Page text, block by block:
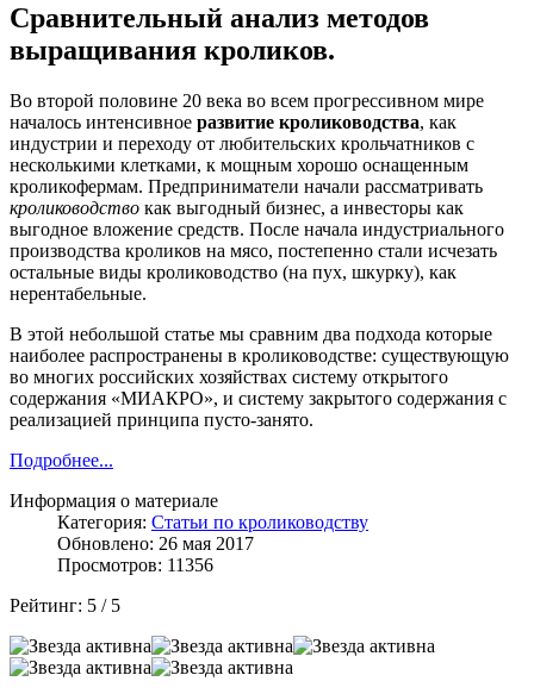
Сравнительный анализ методов
выращивания кроликов.
Во второй половине 20 века во всем прогрессивном мире
началось интенсивное развитие кролиководства, как
индустрии и переходу от любительских крольчатников с
несколькими клетками, к мощным хорошо оснащенным
кроликофермам. Предприниматели начали рассматривать
кролиководство как выгодный бизнес, а инвесторы как
выгодное вложение средств. После начала индустриального
производства кроликов на мясо, постепенно стали исчезать
остальные виды кролиководство (на пух, шкурку), как
нерентабельные.
В этой небольшой статье мы сравним два подхода которые
наиболее распространены в кролиководстве: существующую
во многих российских хозяйствах систему открытого
содержания «МИАКРО», и систему закрытого содержания с
реализацией принципа пусто-занято.
Подробнее...
Информация о материале
Категория: Статьи по кролиководству
Обновлено: 26 мая 2017
Просмотров: 11356
Рейтинг: 5 / 5